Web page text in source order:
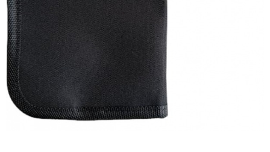
４．使用「AFTEE先享後付」時，將依據個別帳號之用戶狀況，依本公司即
時審查核予不同之上限額度；若仍有額度不足之情形，本公司將視審查結果
請求用戶進行身份認證。
５．嚴禁一人註冊多個帳號或使用他人資訊註冊。若發現惡意使用之情形，
恩沛科技股份有限公司將有權停止該用戶之使用額度並採取法律行動。